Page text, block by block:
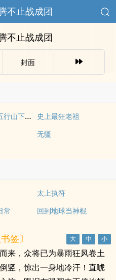
不止战成团
不止战成团
封面
穿越成了五行山下的孙悟空
史上最狂老祖
无疆
太上执符
常 回到地球当神棍
签〕
来，众将已为暴雨狂风卷土
竖，惊出一身地冷汗！直唬